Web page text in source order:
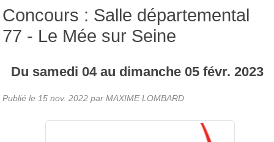
Concours : Salle départemental
77 - Le Mée sur Seine
Du samedi 04au dimanche 05 févr. 2023
Publié le 15 nov. 2022 par MAXIME LOMBARD